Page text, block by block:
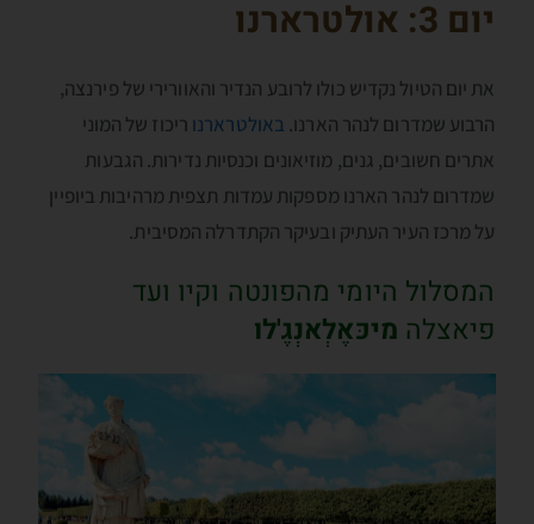
יום 3: אולטרארנו
את יום הטיול נקדיש כולו לרובע הנדיר והאוורירי של פירנצה,
הרבוע שמדרום לנהר הארנו. באולטרארנו ריכוז של המוני
אתרים חשובים, גנים, מוזיאונים וכנסיות נדירות. הגבעות
שמדרום לנהר הארנו מספקות עמדות תצפית מרהיבות ביופיין
על מרכז העיר העתיק ובעיקר הקתדרלה המסיבית.
המסלול היומי מהפונטה וקיו ועד
פיאצלה מיכּאֶלְאנְגֶ'לו